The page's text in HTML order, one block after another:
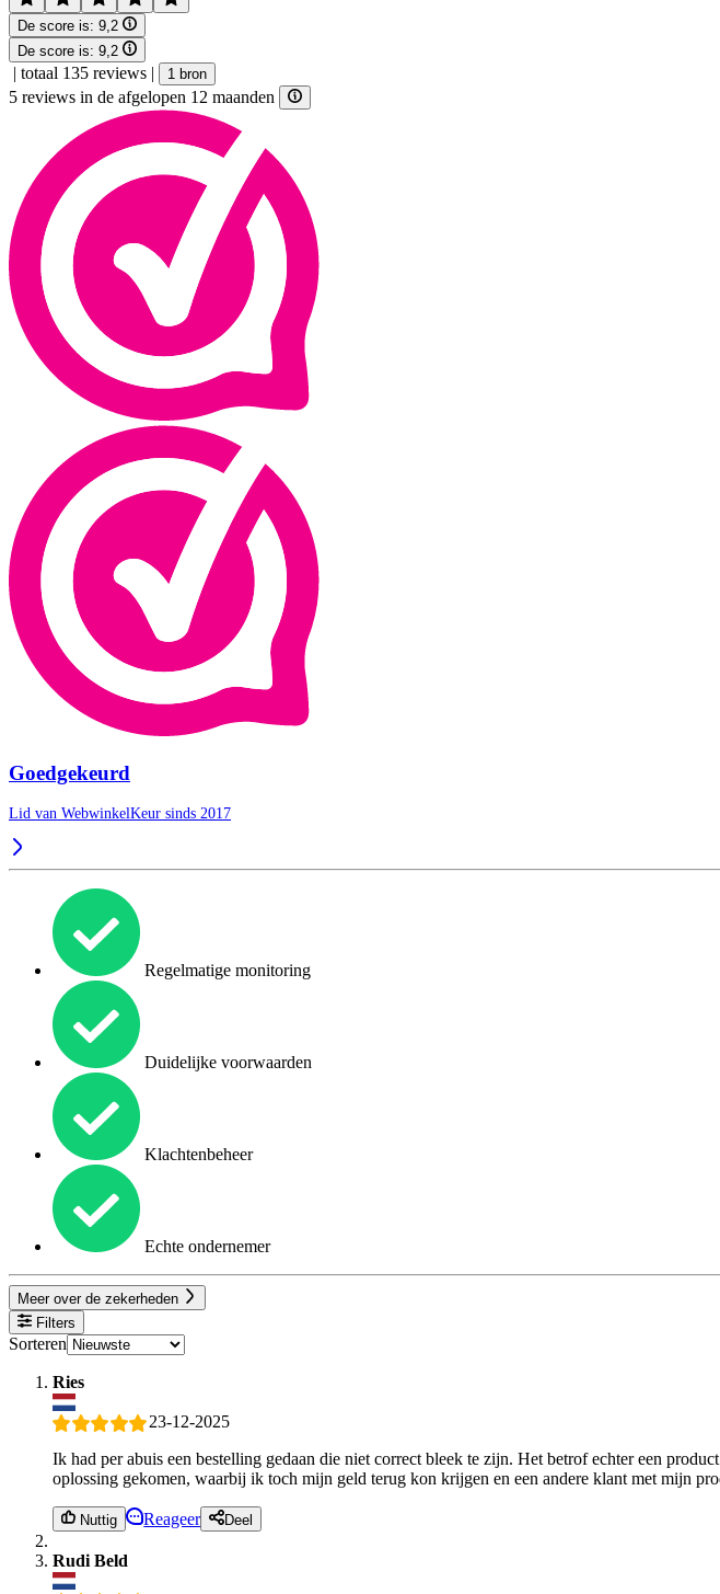
De score is: 9,2
De score is: 9,2
| totaal 135 reviews | 1 bron
5 reviews in de afgelopen 12 maanden
Goedgekeurd
Lid van WebwinkelKeur sinds 2017
Regelmatige monitoring
Duidelijke voorwaarden
Klachtenbeheer
Echte ondernemer
Meer over de zekerheden
Filters
Sorteren
Ries
23-12-2025
Ik had per abuis een bestelling gedaan die niet correct bleek te zijn. Het betrof echter een
oplossing gekomen, waarbij ik toch mijn geld terug kon krijgen en een andere klant met mijn
Nuttig Reageer Deel
Rudi Beld